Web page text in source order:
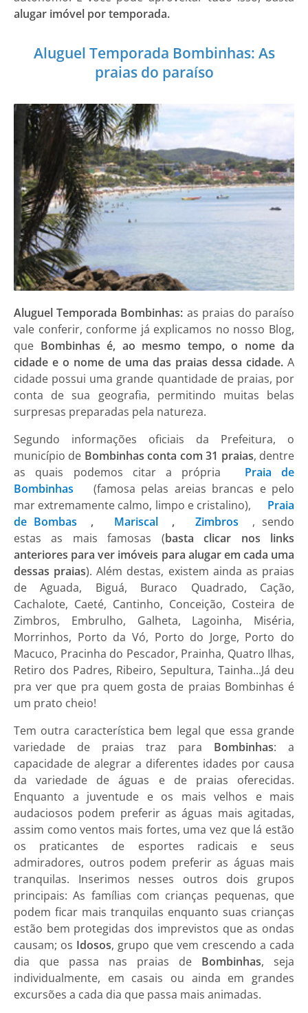
alugar imóvel por temporada.
Aluguel Temporada Bombinhas: As
praias do paraíso
Aluguel Temporada Bombinhas: as praias do paraíso
vale conferir, conforme já explicamos no nosso Blog,
que Bombinhas é, ao mesmo tempo, o nome da
cidade e o nome de uma das praias dessa cidade. A
cidade possui uma grande quantidade de praias, por
conta de sua geografia, permitindo muitas belas
surpresas preparadas pela natureza.
Segundo informações oficiais da Prefeitura, o
município de Bombinhas conta com 31 praias, dentre
as quais podemos citar a própria
Praia de
Bombinhas
(famosa pelas areias brancas e pelo
mar extremamente calmo, limpo e cristalino),
Praia
de Bombas
, Mariscal , Zimbros
, sendo
estas as mais famosas (basta clicar nos links
anteriores para ver imóveis para alugar em cada uma
dessas praias). Além destas, existem ainda as praias
de Aguada, Biguá, Buraco Quadrado, Cação,
Cachalote, Caeté, Cantinho, Conceição, Costeira de
Zimbros, Embrulho, Galheta, Lagoinha, Miséria,
Morrinhos, Porto da Vó, Porto do Jorge, Porto do
Macuco, Pracinha do Pescador, Prainha, Quatro Ilhas,
Retiro dos Padres, Ribeiro, Sepultura, Tainha...Já deu
pra ver que pra quem gosta de praias Bombinhas é
um prato cheio!
Tem outra característica bem legal que essa grande
variedade de praias traz para Bombinhas: a
capacidade de alegrar a diferentes idades por causa
da variedade de águas e de praias oferecidas.
Enquanto a juventude e os mais velhos e mais
audaciosos podem preferir as águas mais agitadas,
assim como ventos mais fortes, uma vez que lá estão
os praticantes de esportes radicais e seus
admiradores, outros podem preferir as águas mais
tranquilas. Inserimos nesses outros dois grupos
principais: As famílias com crianças pequenas, que
podem ficar mais tranquilas enquanto suas crianças
estão bem protegidas dos imprevistos que as ondas
causam; os Idosos, grupo que vem crescendo a cada
dia que passa nas praias de Bombinhas, seja
individualmente, em casais ou ainda em grandes
excursões a cada dia que passa mais animadas.